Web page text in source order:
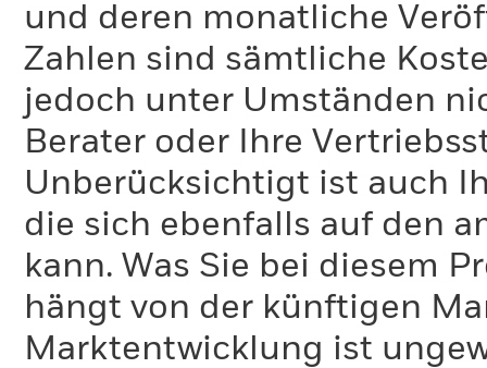
und deren monatliche
Zahlen sind sämtliche
jedoch unter Umständen
Berater oder Ihre
Unberücksichtigt ist auch
die sich ebenfalls auf den
kann. Was Sie bei diesem
hängt von der künftigen
Marktentwicklung ist